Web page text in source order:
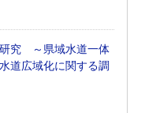
究 ～県域水道一体
道広域化に関する調